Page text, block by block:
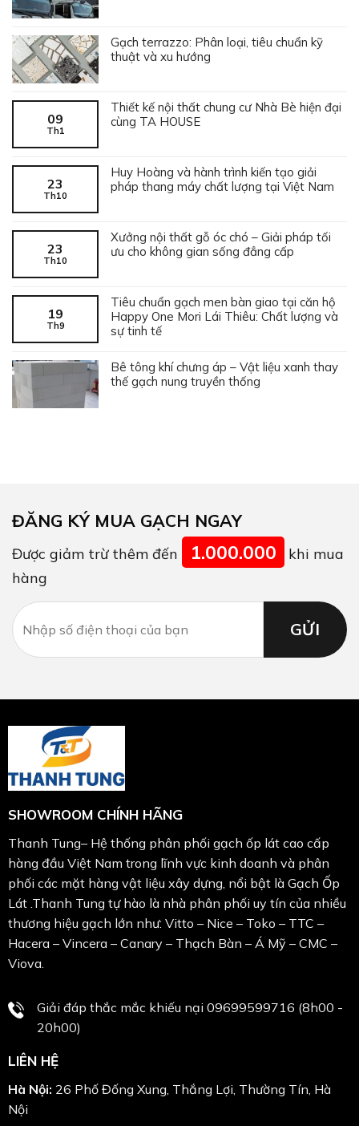
Gạch terrazzo: Phân loại, tiêu chuẩn kỹ
thuật và xu hướng
09
Th1
Thiết kế nội thất chung cư Nhà Bè hiện đại
cùng TA HOUSE
23
Th10
Huy Hoàng và hành trình kiến tạo giải
pháp thang máy chất lượng tại Việt Nam
23
Th10
Xưởng nội thất gỗ óc chó – Giải pháp tối
ưu cho không gian sống đẳng cấp
19
Th9
Tiêu chuẩn gạch men bàn giao tại căn hộ
Happy One Mori Lái Thiêu: Chất lượng và
sự tinh tế
Bê tông khí chưng áp – Vật liệu xanh thay
thế gạch nung truyền thống
ĐĂNG KÝ MUA GẠCH NGAY
Được giảm trừ thêm đến 1.000.000
khi mua
hàng
SHOWROOM CHÍNH HÃNG
Thanh Tung– Hệ thống phân phối gạch ốp lát cao cấp
hàng đầu Việt Nam trong lĩnh vực kinh doanh và phân
phối các mặt hàng vật liệu xây dựng, nổi bật là Gạch Ốp
Lát .Thanh Tung tự hào là nhà phân phối uy tín của nhiều
thương hiệu gạch lớn như: Vitto – Nice – Toko – TTC –
Hacera – Vincera – Canary – Thạch Bàn – Á Mỹ – CMC –
Viova.
Giải đáp thắc mắc khiếu nại 09699599716 (8h00 -
20h00)
LIÊN HỆ
Hà Nội: 26 Phố Đống Xung, Thắng Lợi, Thường Tín, Hà
Nội